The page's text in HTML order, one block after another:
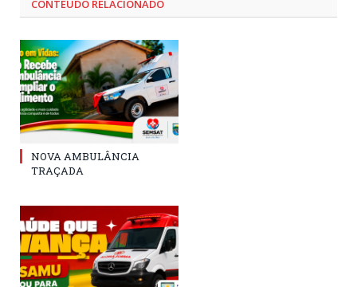
CONTEÚDO RELACIONADO
NOVA AMBULÂNCIA
TRAÇADA